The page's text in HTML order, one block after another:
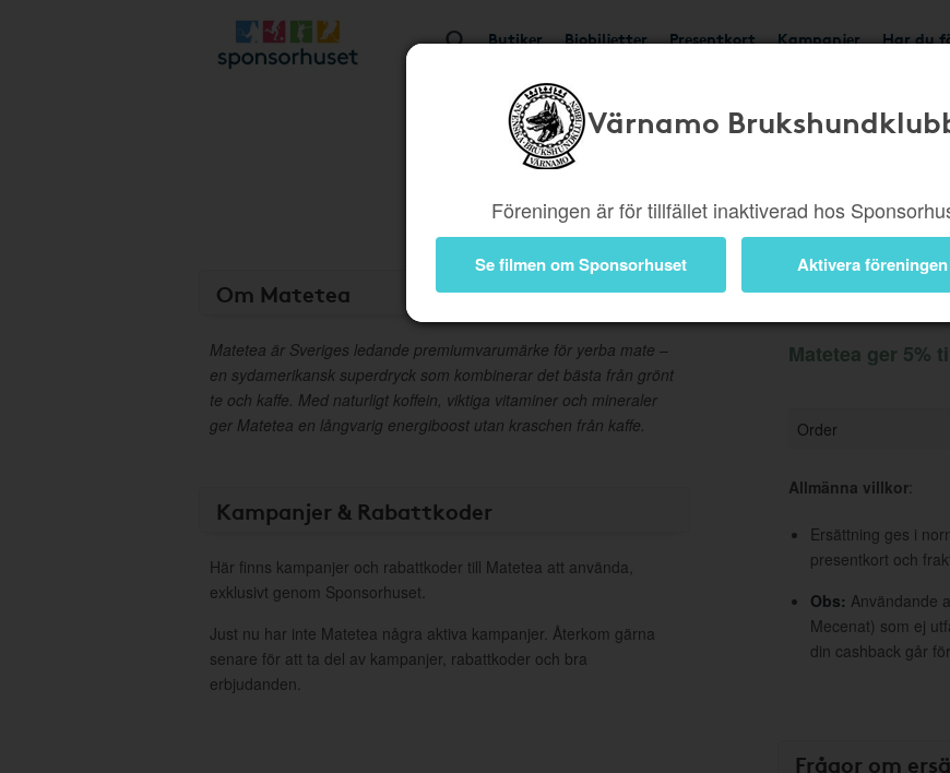
Butiker Biobiljetter Presentkort Kampanjer Har du
Värnamo
Föreningen är för tillfället inaktiverad hos
Se filmen om Sponsorhuset Aktivera
Om Matetea
Matetea är Sveriges ledande premiumvarumärke för yerba mate –
en sydamerikansk superdryck som kombinerar det bästa från grönt
te och kaffe. Med naturligt koffein, viktiga vitaminer och mineraler
ger Matetea en långvarig energiboost utan kraschen från kaffe.
Kampanjer & Rabattkoder
Här finns kampanjer och rabattkoder till Matetea att använda,
exklusivt genom Sponsorhuset.
Just nu har inte Matetea några aktiva kampanjer. Återkom gärna
senare för att ta del av kampanjer, rabattkoder och bra
erbjudanden.
Information
Matetea ger 5%
Order
Allmänna villkor:
Ersättning ges i
presentkort och
Obs: Användande
Mecenat) som ej
din cashback går
Frågor om